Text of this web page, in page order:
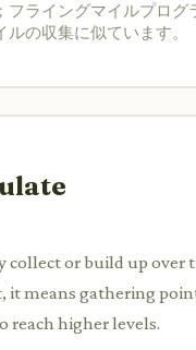
フライングマイルプログ
ルの収集に似ています。
collect or build up over
it means gathering
reach higher levels.